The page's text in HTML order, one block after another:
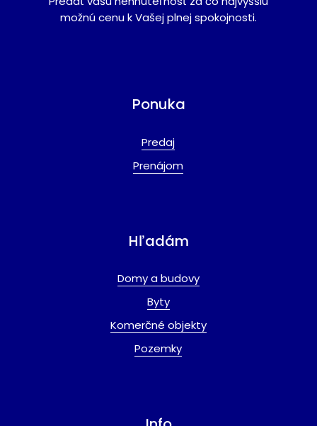
možnú cenu k Vašej plnej spokojnosti.
Ponuka
Predaj
Prenájom
Hľadám
Domy a budovy
Byty
Komerčné objekty
Pozemky